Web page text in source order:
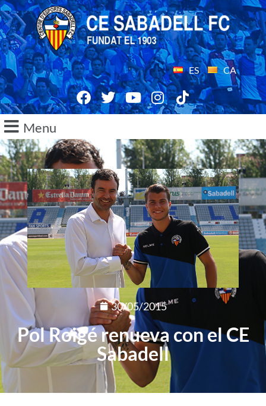
ES CA
Menu
30/05/2015
Pol Roigé renueva con el CE
Sabadell